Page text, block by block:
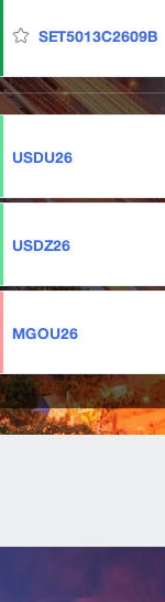
SET5013C2609B
USDU26
USDZ26
MGOU26